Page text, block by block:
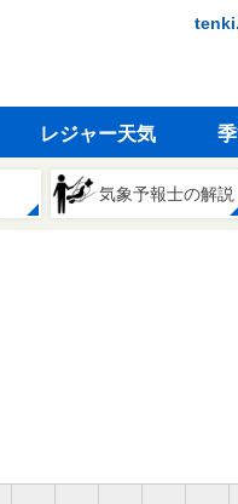
レジャー天気
気象予報士の解説